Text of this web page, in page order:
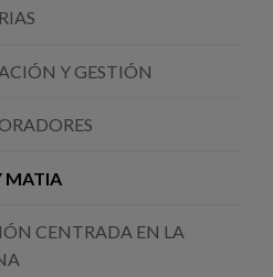
porque la investigación y
conocimiento es esencial.
Y GESTIÓN
MATIA
CENTRADA EN LA